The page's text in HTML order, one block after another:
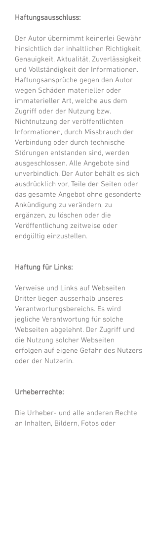
Haftungsausschluss:
Der Autor übernimmt keinerlei Gewähr
hinsichtlich der inhaltlichen Richtigkeit,
Genauigkeit, Aktualität, Zuverlässigkeit
und Vollständigkeit der Informationen.
Haftungsansprüche gegen den Autor
wegen Schäden materieller oder
immaterieller Art, welche aus dem
Zugriff oder der Nutzung bzw.
Nichtnutzung der veröffentlichten
Informationen, durch Missbrauch der
Verbindung oder durch technische
Störungen entstanden sind, werden
ausgeschlossen. Alle Angebote sind
unverbindlich. Der Autor behält es sich
ausdrücklich vor, Teile der Seiten oder
das gesamte Angebot ohne gesonderte
Ankündigung zu verändern, zu
ergänzen, zu löschen oder die
Veröffentlichung zeitweise oder
endgültig einzustellen.
Haftung für Links:
Verweise und Links auf Webseiten
Dritter liegen ausserhalb unseres
Verantwortungsbereichs. Es wird
jegliche Verantwortung für solche
Webseiten abgelehnt. Der Zugriff und
die Nutzung solcher Webseiten
erfolgen auf eigene Gefahr des Nutzers
oder der Nutzerin.
Urheberrechte:
Die Urheber- und alle anderen Rechte
an Inhalten, Bildern, Fotos oder